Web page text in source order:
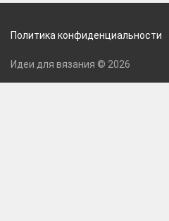
Политика конфиденциальности
Идеи для вязания © 2026